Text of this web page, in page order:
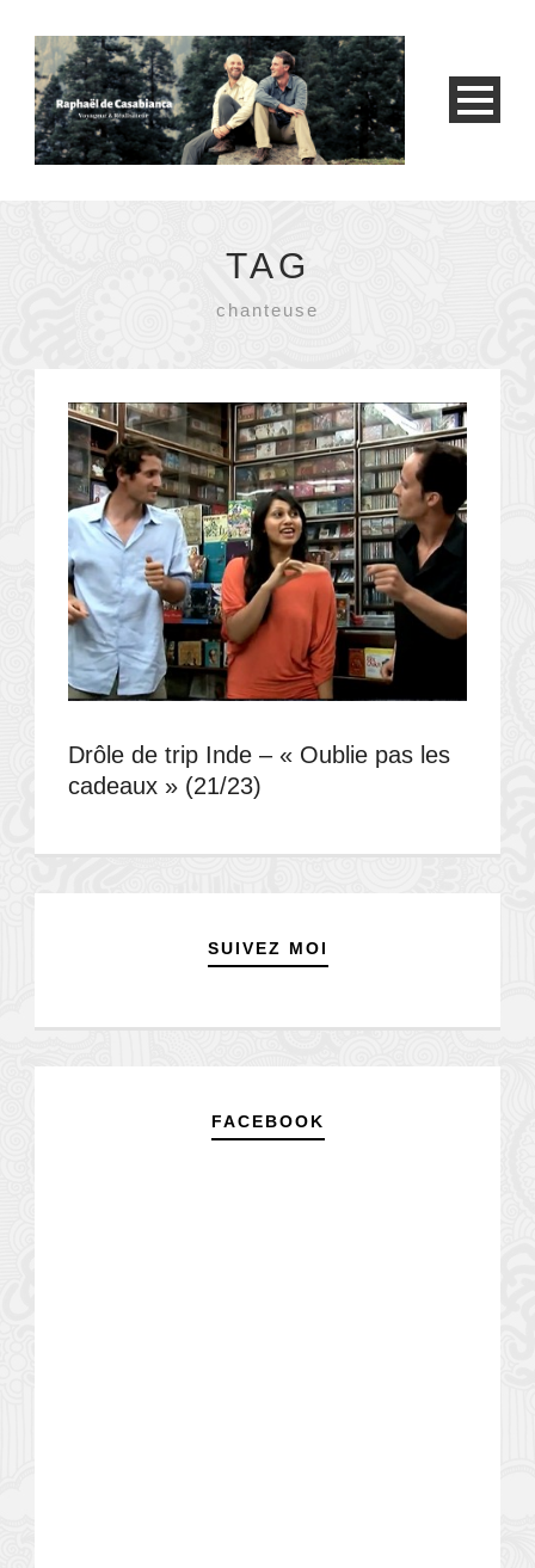
TAG
chanteuse
Drôle de trip Inde – « Oublie pas les
cadeaux » (21/23)
SUIVEZ MOI
FACEBOOK